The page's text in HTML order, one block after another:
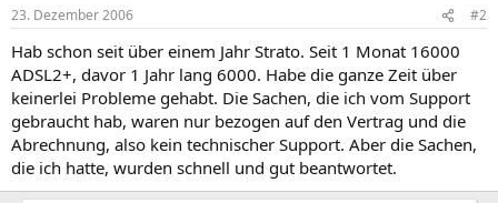
23. Dezember 2006 #2
Hab schon seit über einem Jahr Strato. Seit 1 Monat 16000
ADSL2+, davor 1 Jahr lang 6000. Habe die ganze Zeit über
keinerlei Probleme gehabt. Die Sachen, die ich vom Support
gebraucht hab, waren nur bezogen auf den Vertrag und die
Abrechnung, also kein technischer Support. Aber die Sachen,
die ich hatte, wurden schnell und gut beantwortet.